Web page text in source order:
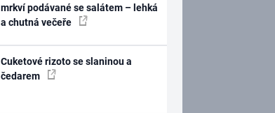
mrkví podávané se salátem – lehká
a chutná večeře
Cuketové rizoto se slaninou a
čedarem